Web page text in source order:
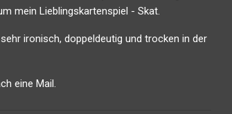
mein Lieblingskartenspiel - Skat.
ironisch, doppeldeutig und trocken in der
eine Mail.